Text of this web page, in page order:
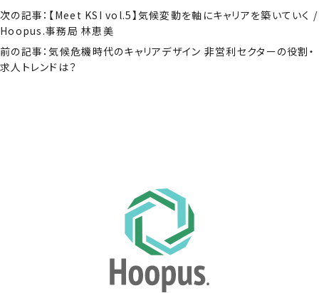
次の記事：【Meet KSI vol.5】気候変動を軸にキャリアを築いていく /
Hoopus.事務局 林恵美
前の記事：気候危機時代のキャリアデザイン 非営利セクターの役割・
求人トレンドは？